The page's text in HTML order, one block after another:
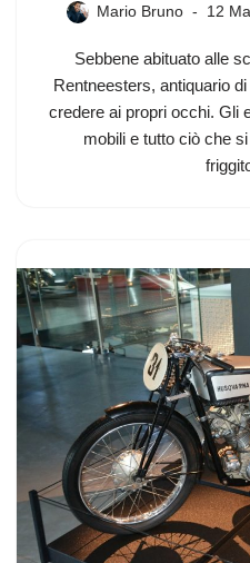
Mario Bruno 12
Sebbene abituato alle
Rentneesters, antiquario
credere ai propri occhi. Gli
mobili e tutto ciò che